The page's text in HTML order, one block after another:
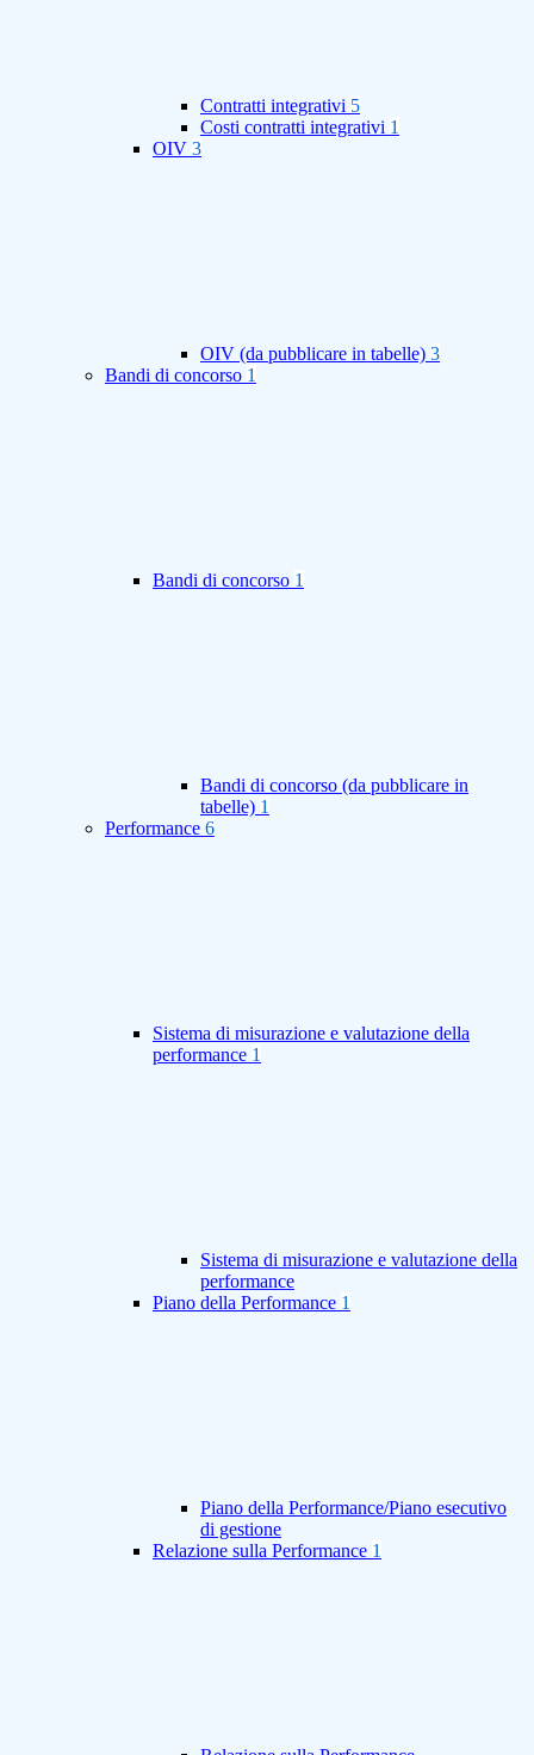
Contratti integrativi 5
Costi contratti integrativi 1
OIV 3
OIV (da pubblicare in tabelle) 3
Bandi di concorso 1
Bandi di concorso 1
Bandi di concorso (da pubblicare in
tabelle) 1
Performance 6
Sistema di misurazione e valutazione della
performance 1
Sistema di misurazione e valutazione della
performance
Piano della Performance 1
Piano della Performance/Piano esecutivo
di gestione
Relazione sulla Performance 1